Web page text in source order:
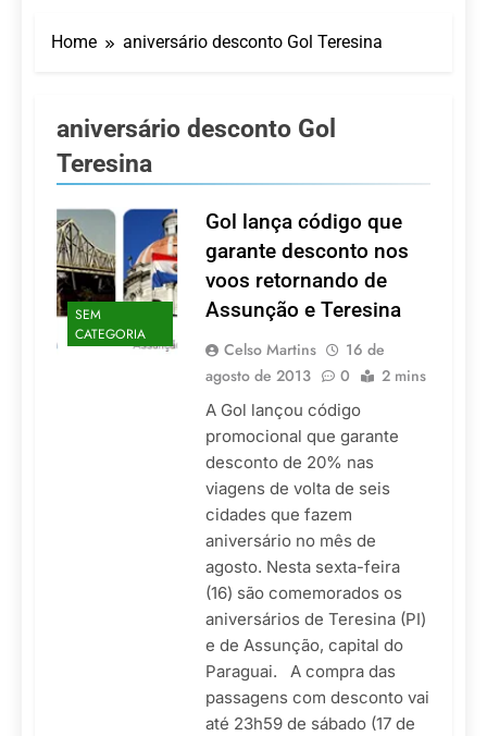
nos aeroportos da
7 De Agosto De 2026
atuação nos segmentos
de lazer e corporativo
7 De Agosto De 2026
Balanger assume
comando do Wyndham
São Paulo Ibirapuera
LATAM anuncia 42
rotas na primeira fase
de operação do
Embraer 195-E2
Azul retoma voos
diretos entre Porto
em dezembro
5 De Agosto De 2026
Home aniversário desconto Gol Teresina
aniversário desconto Gol
Teresina
SEM
CATEGORIA
Gol lança código que
garante desconto nos
voos retornando de
Assunção e Teresina
Celso Martins
16 de
agosto de 2013
0 2 mins
A Gol lançou código
promocional que garante
desconto de 20% nas
viagens de volta de seis
cidades que fazem
aniversário no mês de
agosto. Nesta sexta-feira
(16) são comemorados os
aniversários de Teresina (PI)
e de Assunção, capital do
Paraguai. A compra das
passagens com desconto vai
até 23h59 de sábado (17 de